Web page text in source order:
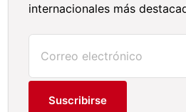
internacionales más
Suscribirse